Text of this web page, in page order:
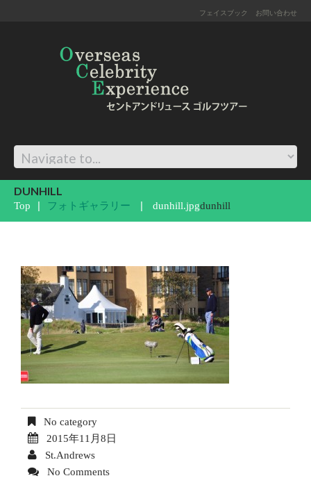
フェイスブック お問い合わせ
DUNHILL
Top フォトギャラリー dunhill.jpgdunhill
No category
2015年11月8日
St.Andrews
No Comments